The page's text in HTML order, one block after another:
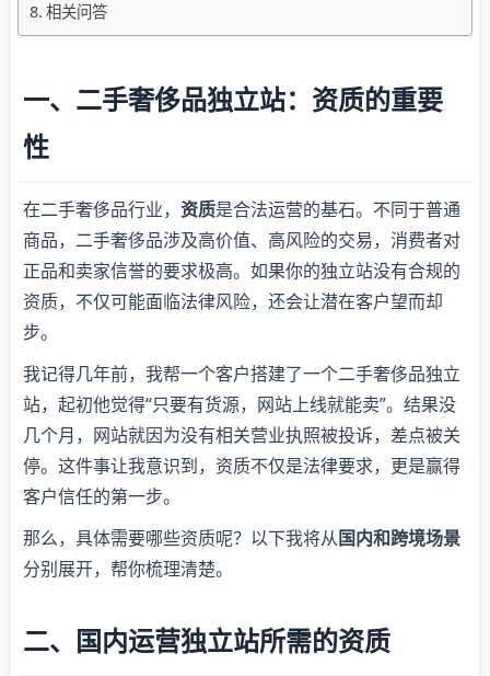
相关问答
一、二手奢侈品独立站：资质的重要
性
在二手奢侈品行业， 资质是合法运营的基石。不同于普通
商品，二手奢侈品涉及高价值、高风险的交易，消费者对
正品和卖家信誉的要求极高。如果你的独立站没有合规的
资质，不仅可能面临法律风险，还会让潜在客户望而却
步。
我记得几年前，我帮一个客户搭建了一个二手奢侈品独立
站，起初他觉得“只要有货源，网站上线就能卖”。结果没
几个月，网站就因为没有相关营业执照被投诉，差点被关
停。这件事让我意识到，资质不仅是法律要求，更是赢得
客户信任的第一步。
那么，具体需要哪些资质呢？以下我将从国内和跨境场景
分别展开，帮你梳理清楚。
二、国内运营独立站所需的资质